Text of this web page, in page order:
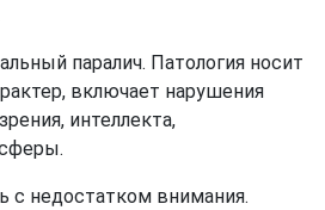
паралич. Патология носит
включает нарушения
интеллекта,
с недостатком внимания.